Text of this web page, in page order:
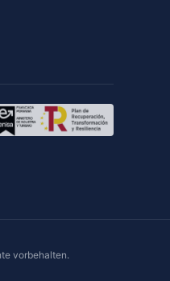
vorbehalten.